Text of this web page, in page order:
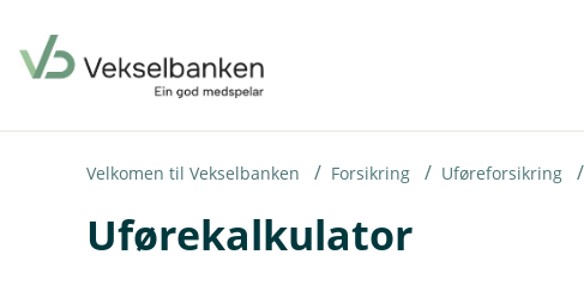
Velkomen til Vekselbanken Forsikring Uføreforsikring
Uførekalkulator